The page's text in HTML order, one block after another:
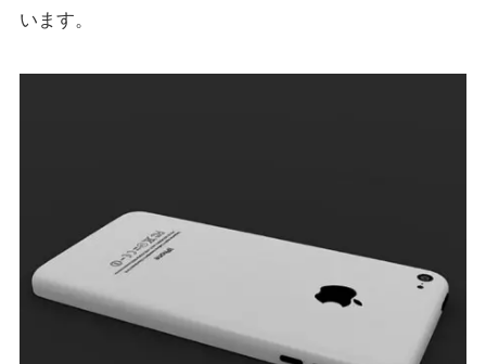
います。